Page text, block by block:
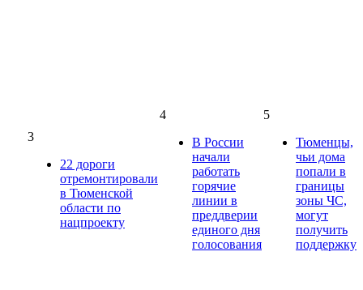
3
22 дороги
отремонтировали
в Тюменской
области по
нацпроекту
4
В России
начали
работать
горячие
линии в
преддверии
единого дня
голосования
5
Тюменцы,
чьи дома
попали в
границы
зоны ЧС,
могут
получить
поддержку